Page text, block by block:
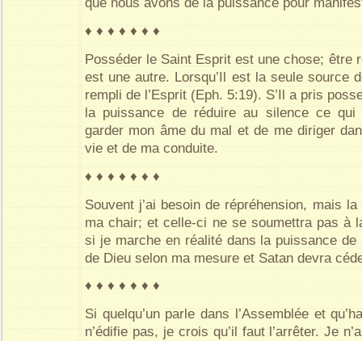
♦ ♦ ♦ ♦ ♦ ♦ ♦
Posséder le Saint Esprit est une chose; être
est une autre. Lorsqu’Il est la seule source
rempli de l’Esprit (Eph. 5:19). S’Il a pris
la puissance de réduire au silence ce qui
garder mon âme du mal et de me diriger
vie et de ma conduite.
♦ ♦ ♦ ♦ ♦ ♦ ♦
Souvent j’ai besoin de répréhension, mais
ma chair; et celle-ci ne se soumettra pas à
si je marche en réalité dans la puissance de
de Dieu selon ma mesure et Satan devra
♦ ♦ ♦ ♦ ♦ ♦ ♦
Si quelqu’un parle dans l’Assemblée et
n’édifie pas, je crois qu’il faut l’arrêter. Je